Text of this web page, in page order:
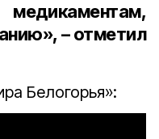
– отметил
Белогорья»: